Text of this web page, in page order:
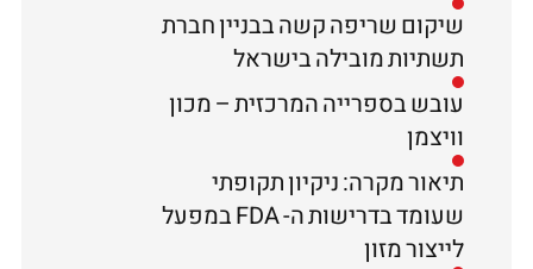
שיקום שריפה קשה בבניין חברת
תשתיות מובילה בישראל
עובש בספרייה המרכזית – מכון
וויצמן
תיאור מקרה: ניקיון תקופתי
שעומד בדרישות ה- FDA במפעל
לייצור מזון